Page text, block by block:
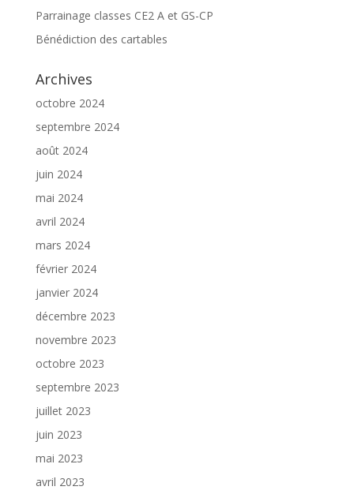
Parrainage classes CE2 A et GS-CP
Bénédiction des cartables
Archives
octobre 2024
septembre 2024
août 2024
juin 2024
mai 2024
avril 2024
mars 2024
février 2024
janvier 2024
décembre 2023
novembre 2023
octobre 2023
septembre 2023
juillet 2023
juin 2023
mai 2023
avril 2023